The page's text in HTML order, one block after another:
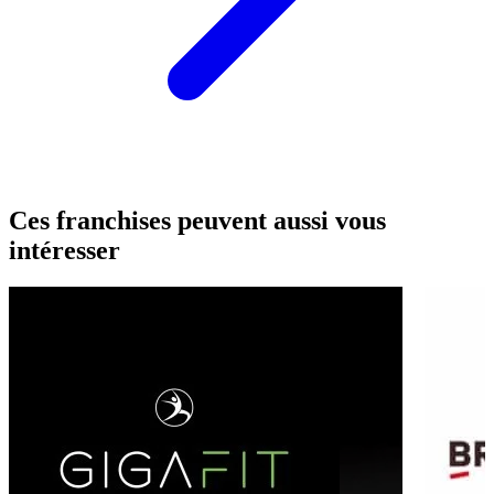
Ces franchises peuvent aussi vous
intéresser